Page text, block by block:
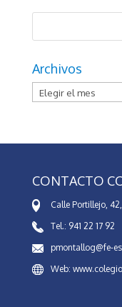
Archivos
Archivos
CONTACTO
Calle Portillejo,
Tel.: 941 22 17 92
pmontallog@fe-
Web: